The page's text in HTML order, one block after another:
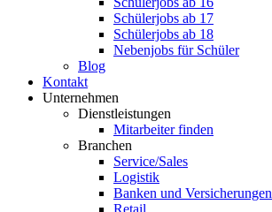
Schülerjobs ab 17
Schülerjobs ab 18
Nebenjobs für Schüler
Blog
Kontakt
Unternehmen
Dienstleistungen
Mitarbeiter finden
Branchen
Service/Sales
Logistik
Banken und Versicherungen
Retail